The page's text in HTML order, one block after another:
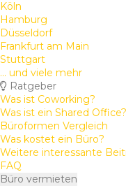
Köln
Hamburg
Düsseldorf
Frankfurt am Main
Stuttgart
... und viele mehr
Ratgeber
Was ist Coworking?
Was ist ein Shared Office?
Büroformen Vergleich
Was kostet ein Büro?
Weitere interessante
FAQ
Büro vermieten